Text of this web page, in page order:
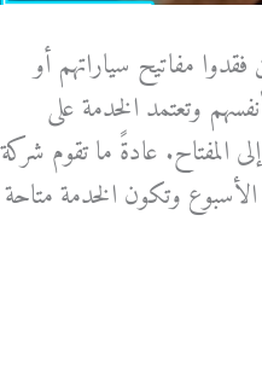
مفاتيح سياراتهم أو
وتعتمد الخدمة على
المفتاح. عادةً ما تقوم شركة
الأسبوع وتكون الخدمة متاحة